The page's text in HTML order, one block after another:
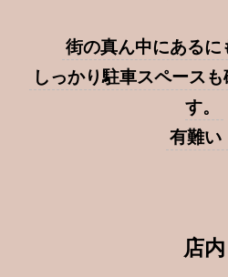
街の真ん中にあるに
しっかり駐車スペース
す。
有難い
店内